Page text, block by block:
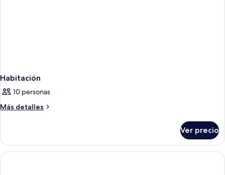
Habitación
10 personas
Más detalles
Más
Ver precio